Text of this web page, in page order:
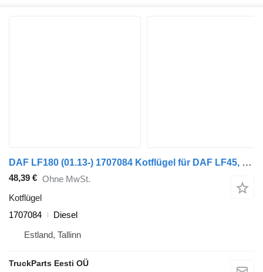
DAF LF180 (01.13-) 1707084 Kotflügel für DAF LF45, LF55, LF180, CF65, CF75, CF85 (2001-) Sattelzugmaschine
48,39 € Ohne MwSt.
Kotflügel
1707084
Diesel
Estland, Tallinn
TruckParts Eesti OÜ